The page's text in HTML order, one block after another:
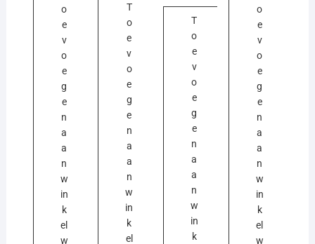
o
e
v
o
e
g
e
n
a
a
n
w
in
k
el
w
T
o
e
v
o
e
g
e
n
a
a
n
w
in
k
el
T
o
e
v
o
e
g
e
n
a
a
n
w
in
k
o
e
v
o
e
g
e
n
a
a
n
w
in
k
el
w